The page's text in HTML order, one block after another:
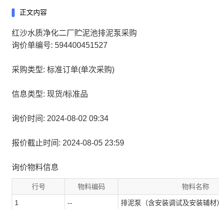
正文内容
红沙水质净化二厂贮泥池排泥泵采购
询价单编号: 594400451527
采购类型: 标准订单(单次采购)
信息类型: 现货/标准品
询价时间: 2024-08-02 09:34
报价截止时间: 2024-08-05 23:59
询价物料信息
行号 物料编码 物料名称
1 -- 排泥泵（含安装调试及安装辅材